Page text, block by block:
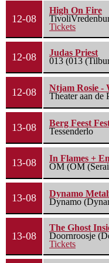
12-08
High On Fire
Tickets
12-08
Judas Priest
013 (013
12-08
Ntjam Rosie -
Theater aan de
13-08
Berg Feest
Tessenderlo
13-08
In Flames +
OM (OM
13-08
Dynamo
Dynamo
13-08
The Ghost
Doornroosje
Tickets